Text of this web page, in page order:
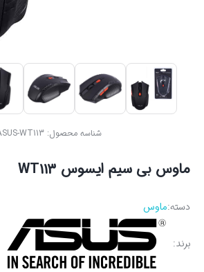
شناسه محصول: WT113
ماوس بی سیم ایسوس WT113
دسته:ماوس
برند: